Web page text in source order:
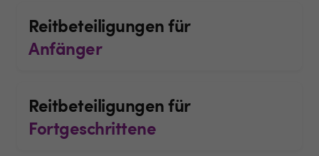
Reitbeteiligungen für
Anfänger
Reitbeteiligungen für
Fortgeschrittene